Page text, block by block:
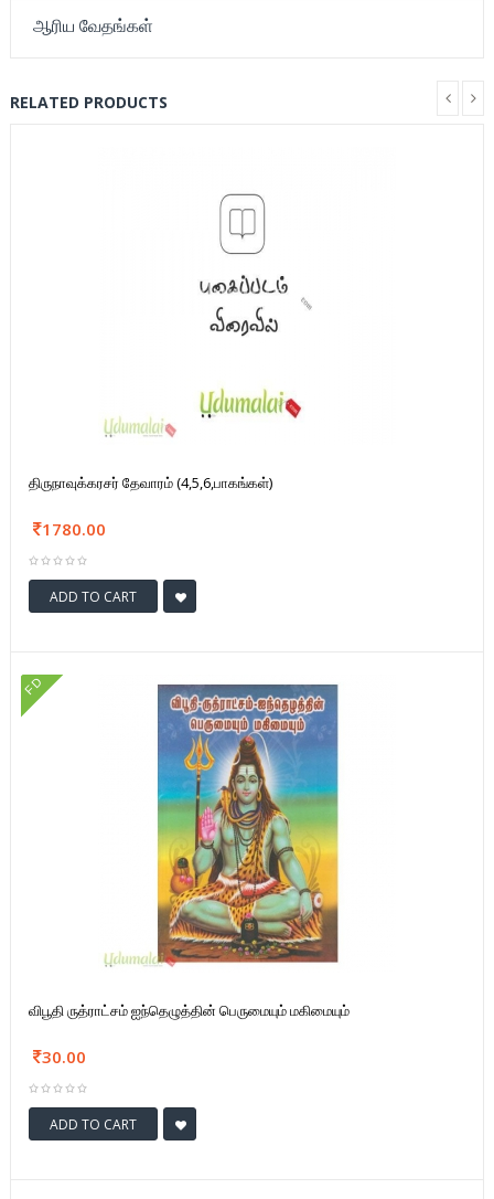
ஆரிய வேதங்கள்
RELATED PRODUCTS
திருநாவுக்கரசர் தேவாரம் (4,5,6,பாகங்கள்)
1780.00
ADD TO CART
FD
விபூதி ருத்ராட்சம் ஐந்தெழுத்தின் பெருமையும் மகிமையும்
30.00
ADD TO CART